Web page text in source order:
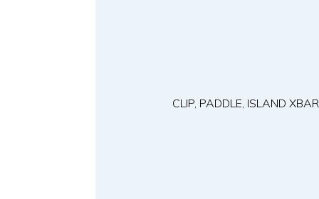
CLIP, PADDLE, ISLAND XBAR